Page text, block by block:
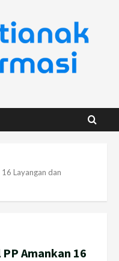
Layangan dan
Amankan 16